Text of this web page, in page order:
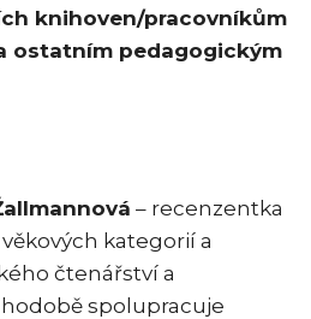
knihoven/pracovníkům
ostatním pedagogickým
– recenzentka
kategorií a
čtenářství a
spolupracuje